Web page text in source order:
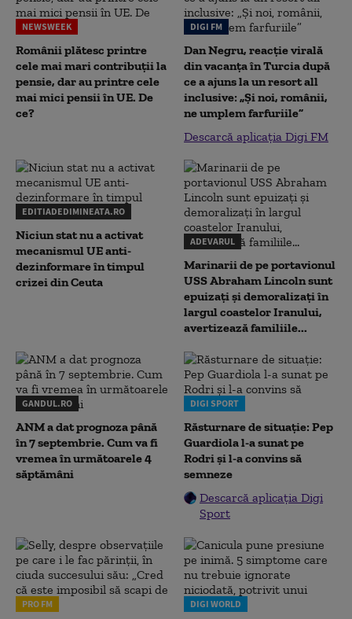
NEWSWEEK
Românii plătesc printre
cele mai mari contribuții la
pensie, dar au printre cele
mai mici pensii în UE. De
ce?
DIGI FM
Dan Negru, reacție virală
din vacanța în Turcia după
ce a ajuns la un resort all
inclusive: „Și noi, românii,
ne umplem farfuriile”
Descarcă aplicația Digi FM
EDITIADEDIMINEATA.RO
Niciun stat nu a activat
mecanismul UE anti-
dezinformare în timpul
crizei din Ceuta
ADEVARUL
Marinarii de pe portavionul
USS Abraham Lincoln sunt
epuizați și demoralizați în
largul coastelor Iranului,
avertizează familiile...
GANDUL.RO
ANM a dat prognoza până
în 7 septembrie. Cum va fi
vremea în următoarele 4
săptămâni
DIGI SPORT
Răsturnare de situație: Pep
Guardiola l-a sunat pe
Rodri și l-a convins să
semneze
Descarcă aplicația Digi
Sport
PRO FM DIGI WORLD